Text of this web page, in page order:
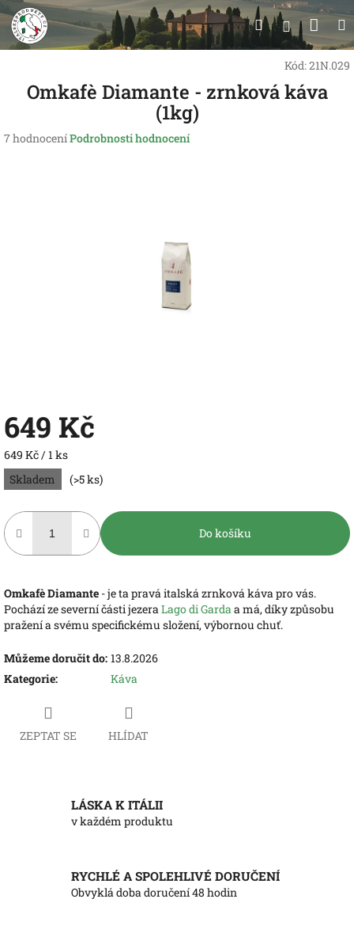
Přejít
na
obsah
Hledat
Kód:21N.029
Omkafè Diamante - zrnková káva
(1kg)
Průměrné
7 hodnoceníPodrobnosti hodnocení
649 Kč
Měrná
cena:
649 Kč / 1 ks
Skladem
(>5 ks)
Do košíku
Omkafè Diamante - je ta pravá italská zrnková káva pro vás.
Pochází ze severní části jezera Lago di Garda a má, díky způsobu
pražení a svému specifickému složení, výbornou chuť.
Můžeme doručit do: 13.8.2026
Kategorie: Káva
ZEPTAT SE HLÍDAT
LÁSKA K ITÁLII
v každém produktu
RYCHLÉ A SPOLEHLIVÉ DORUČENÍ
Obvyklá doba doručení 48 hodin